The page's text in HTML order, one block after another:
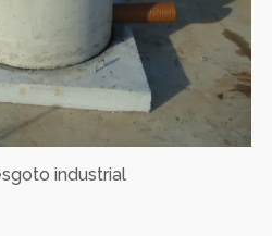
industrial